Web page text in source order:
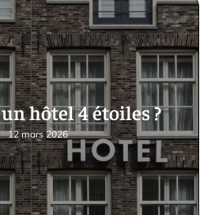
un hôtel 4 étoiles ?
12 mars 2026